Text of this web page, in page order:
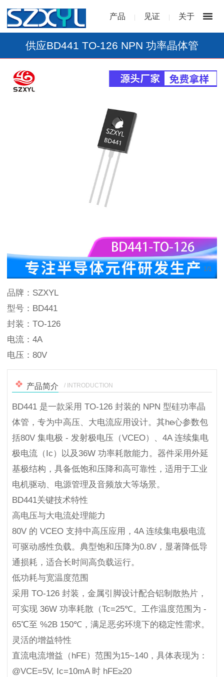
产品 | 见证 | 关于
供应BD441 TO-126 NPN 功率晶体管
1 /1
品牌：SZXYL
型号：BD441
封装：TO-126
电流：4A
电压：80V
产品简介 / INTRODUCTION
BD441 是一款采用 TO-126 封装的 NPN 型硅功率晶
体管，专为中高压、大电流应用设计。其he心参数包
括80V 集电极 - 发射极电压（VCEO）、4A 连续集电
极电流（Ic）以及36W 功率耗散能力。器件采用外延
基极结构，具备低饱和压降和高可靠性，适用于工业
电机驱动、电源管理及音频放大等场景。
BD441关键技术特性
高电压与大电流处理能力
80V 的 VCEO 支持中高压应用，4A 连续集电极电流
可驱动感性负载。典型饱和压降为0.8V，显著降低导
通损耗，适合长时间高负载运行。
低功耗与宽温度范围
采用 TO-126 封装，金属引脚设计配合铝制散热片，
可实现 36W 功率耗散（Tc=25℃。工作温度范围为 -
65℃至 %2B 150℃，满足恶劣环境下的稳定性需求。
灵活的增益特性
直流电流增益（hFE）范围为15~140，具体表现为：
@VCE=5V, Ic=10mA 时 hFE≥20